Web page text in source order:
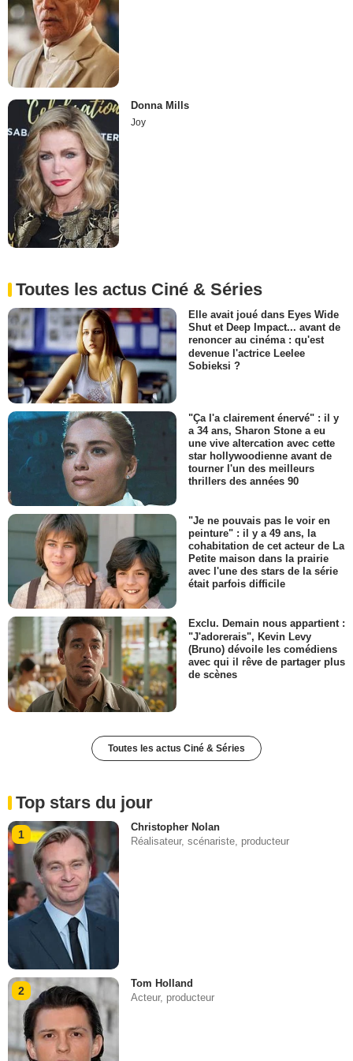
Donna Mills
Joy
Toutes les actus Ciné & Séries
Elle avait joué dans Eyes Wide
Shut et Deep Impact... avant de
renoncer au cinéma : qu'est
devenue l'actrice Leelee
Sobieksi ?
"Ça l'a clairement énervé" : il y
a 34 ans, Sharon Stone a eu
une vive altercation avec cette
star hollywoodienne avant de
tourner l'un des meilleurs
thrillers des années 90
"Je ne pouvais pas le voir en
peinture" : il y a 49 ans, la
cohabitation de cet acteur de La
Petite maison dans la prairie
avec l'une des stars de la série
était parfois difficile
Exclu. Demain nous appartient :
"J'adorerais", Kevin Levy
(Bruno) dévoile les comédiens
avec qui il rêve de partager plus
de scènes
Toutes les actus Ciné & Séries
Top stars du jour
1
Christopher Nolan
Réalisateur, scénariste, producteur
2
Tom Holland
Acteur, producteur